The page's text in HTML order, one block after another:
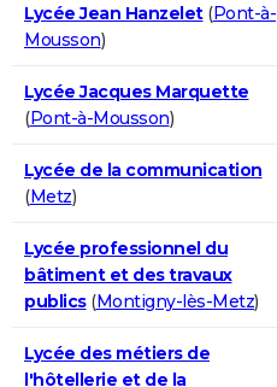
Lycée Jean Hanzelet(Pont-à-
Mousson)
Lycée Jacques Marquette
(Pont-à-Mousson)
Lycée de la communication
(Metz)
Lycée professionnel du
bâtiment et des travaux
publics(Montigny-lès-Metz)
Lycée des métiers de
l'hôtellerie et de la